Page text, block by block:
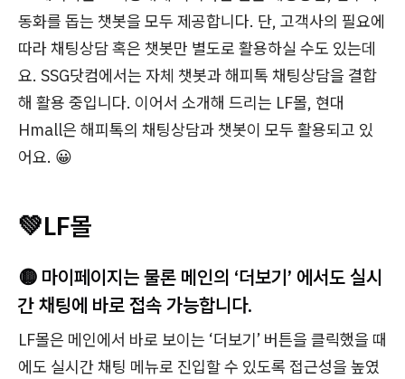
동화를 돕는 챗봇을 모두 제공합니다. 단, 고객사의 필요에
따라 채팅상담 혹은 챗봇만 별도로 활용하실 수도 있는데
요. SSG닷컴에서는 자체 챗봇과 해피톡 채팅상담을 결합
해 활용 중입니다. 이어서 소개해 드리는 LF몰, 현대
Hmall은 해피톡의 채팅상담과 챗봇이 모두 활용되고 있
어요. 😀
💚LF몰
🟡 마이페이지는 물론 메인의 ‘더보기’ 에서도 실시
간 채팅에 바로 접속 가능합니다.
LF몰은 메인에서 바로 보이는 ‘더보기’ 버튼을 클릭했을 때
에도 실시간 채팅 메뉴로 진입할 수 있도록 접근성을 높였